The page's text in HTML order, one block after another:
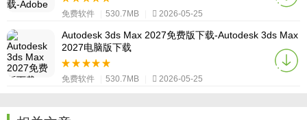
免费软件 530.7MB 2026-05-25
Autodesk 3ds Max 2027免费版下载-Autodesk 3ds Max
2027电脑版下载
免费软件 530.7MB 2026-05-25